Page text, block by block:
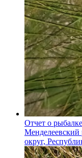
Отчет о
округ,